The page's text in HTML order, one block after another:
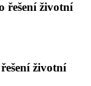
řešení životní
životní